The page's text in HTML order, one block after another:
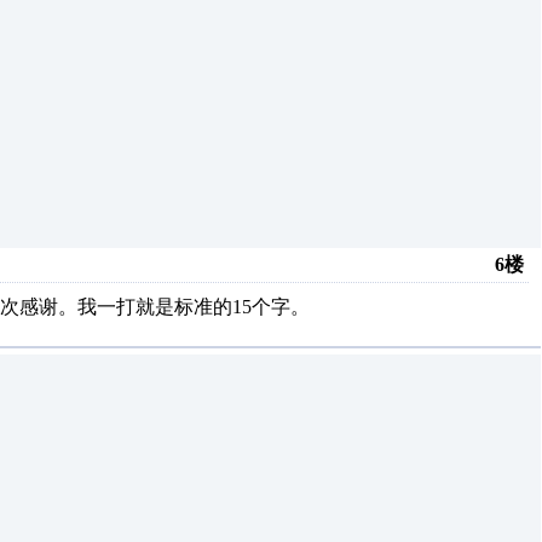
6楼
感谢。我一打就是标准的15个字。